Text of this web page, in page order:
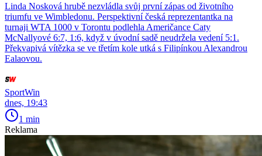
Linda Nosková hrubě nezvládla svůj první zápas od životního
triumfu ve Wimbledonu. Perspektivní česká reprezentantka na
turnaji WTA 1000 v Torontu podlehla Američance Caty
McNallyové 6:7, 1:6, když v úvodní sadě neudržela vedení 5:1.
Překvapivá vítězka se ve třetím kole utká s Filipínkou Alexandrou
Ealaovou.
SportWin
dnes, 19:43
1 min
Reklama